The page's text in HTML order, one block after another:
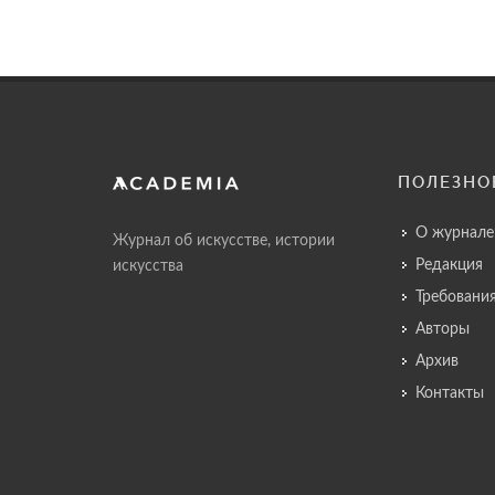
Журнал об искусстве, истории
искусства
О журнале
Редакция
Авторы
Архив
Контакты